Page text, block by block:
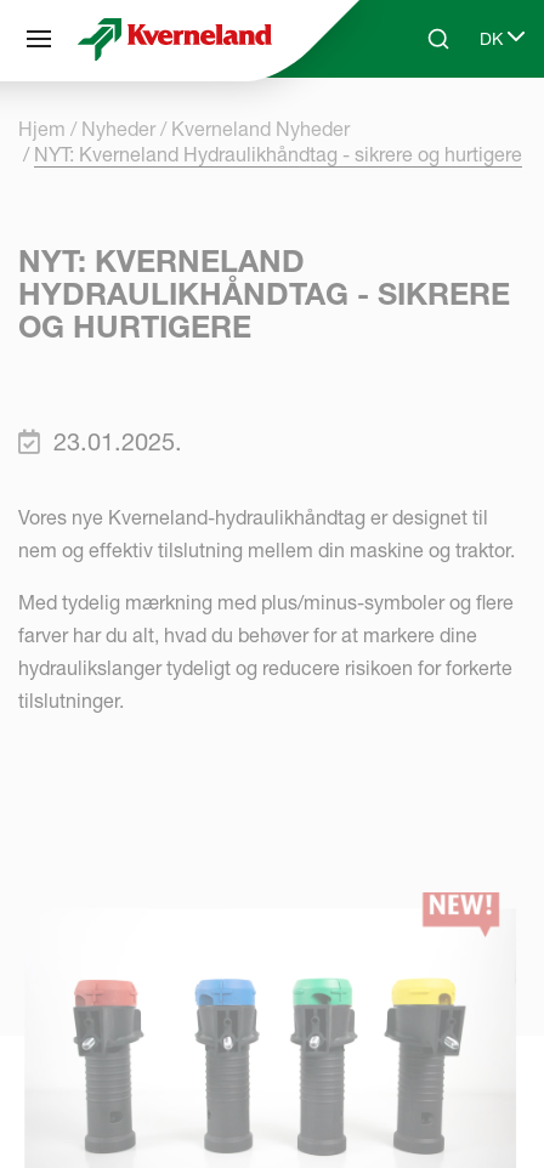
Skip to main contentSearchDK
Select
Hjem Nyheder
Kverneland Nyheder
NYT: Kverneland Hydraulikhåndtag - sikrere og hurtigere
NYT: KVERNELAND
HYDRAULIKHÅNDTAG - SIKRERE
OG HURTIGERE
23.01.2025.
Vores nye Kverneland-hydraulikhåndtag er designet til
nem og effektiv tilslutning mellem din maskine og traktor.
Med tydelig mærkning med plus/minus-symboler og flere
farver har du alt, hvad du behøver for at markere dine
hydraulikslanger tydeligt og reducere risikoen for forkerte
tilslutninger.
CCookie-styringspanel